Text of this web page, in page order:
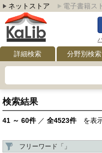
ネットストア 電子書籍ス
詳細検索 分野別検索
検索結果
41 ～ 60件／ 全4523件を表示
フリーワード「 」